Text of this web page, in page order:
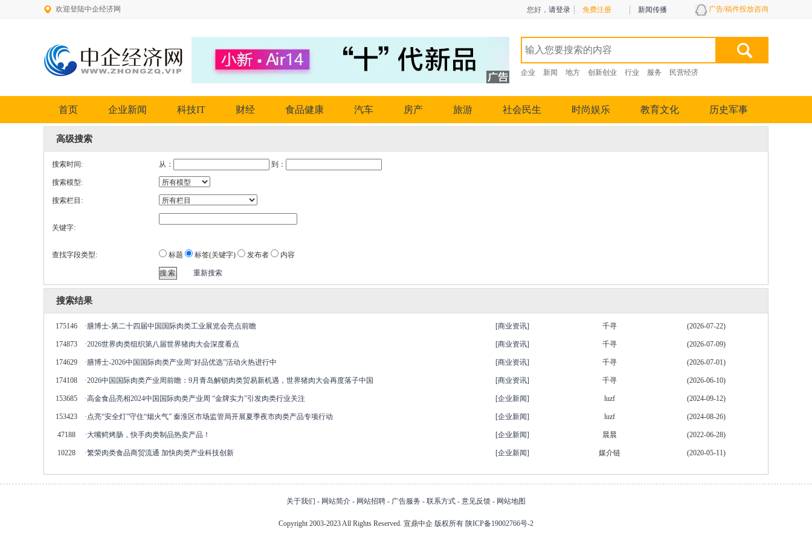
欢迎登陆中企经济网 您好， 请登录 免费注册 新闻传播 广告/稿件投放咨询
企业 新闻 地方 创新创业 行业 服务 民营经济
首页 企业新闻 科技IT 财经 食品健康 汽车 房产 旅游 社会民生 时尚娱乐 教育文化 历史军事
高级搜索
搜索时间: 从： 到：
搜索模型:
搜索栏目:
关键字:
查找字段类型: 标题 标签(关键字) 发布者 内容
重新搜索
搜索结果
175146 ·膳博士-第二十四届中国国际肉类工业展览会亮点前瞻 [商业资讯] 千寻 (2026-07-22)
174873 ·2026世界肉类组织第八届世界猪肉大会深度看点 [商业资讯] 千寻 (2026-07-09)
174629 ·膳博士-2026中国国际肉类产业周“好品优选”活动火热进行中 [商业资讯] 千寻 (2026-07-01)
174108 ·2026中国国际肉类产业周前瞻：9月青岛解锁肉类贸易新机遇，世界猪肉大会再度落子中国 [商业资讯] 千寻 (2026-06-10)
153685 ·高金食品亮相2024中国国际肉类产业周 “金牌实力”引发肉类行业关注 [企业新闻] luzf (2024-09-12)
153423 ·点亮“安全灯”守住“烟火气” 秦淮区市场监管局开展夏季夜市肉类产品专项行动 [企业新闻] luzf (2024-08-26)
47188 ·大嘴鳄烤肠，快手肉类制品热卖产品！ [企业新闻] 晨晨 (2022-06-28)
10228 ·繁荣肉类食品商贸流通 加快肉类产业科技创新 [企业新闻] 媒介链 (2020-05-11)
关于我们 - 网站简介 - 网站招聘 - 广告服务 - 联系方式 - 意见反馈 - 网站地图
Copyright 2003-2023 All Rights Reserved. 宣鼎中企 版权所有 陕ICP备19002766号-2